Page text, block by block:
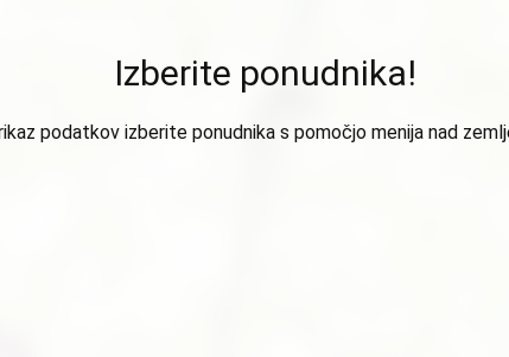
Izberite ponudnika!
podatkov izberite ponudnika s pomočjo menija nad